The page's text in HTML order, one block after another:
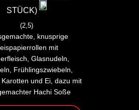
STÜCK)
(2,5)
knusprige
mit
Glasnudeln,
Frühlingszwiebeln,
Karotten und Ei, dazu mit
Hachi Soße